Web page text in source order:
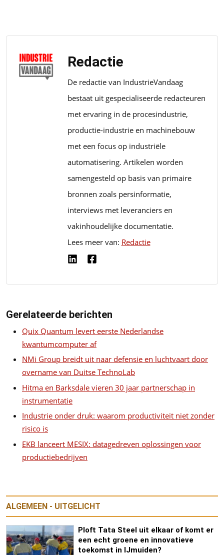
Redactie
De redactie van IndustrieVandaag
bestaat uit gespecialiseerde redacteuren
met ervaring in de procesindustrie,
productie-industrie en machinebouw
met een focus op industriële
automatisering. Artikelen worden
samengesteld op basis van primaire
bronnen zoals persinformatie,
interviews met leveranciers en
vakinhoudelijke documentatie.
Lees meer van: Redactie
Gerelateerde berichten
Quix Quantum levert eerste Nederlandse
kwantumcomputer af
NMi Group breidt uit naar defensie en luchtvaart door
overname van Duitse TechnoLab
Hitma en Barksdale vieren 30 jaar partnerschap in
instrumentatie
Industrie onder druk: waarom productiviteit niet zonder
risico is
EKB lanceert MESIX: datagedreven oplossingen voor
productiebedrijven
ALGEMEEN - UITGELICHT
Ploft Tata Steel uit elkaar of komt er
een echt groene en innovatieve
toekomst in IJmuiden?